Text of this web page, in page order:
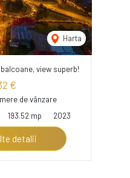
Harta
view superb!
€
de vânzare
193.52 mp 2023
detalii